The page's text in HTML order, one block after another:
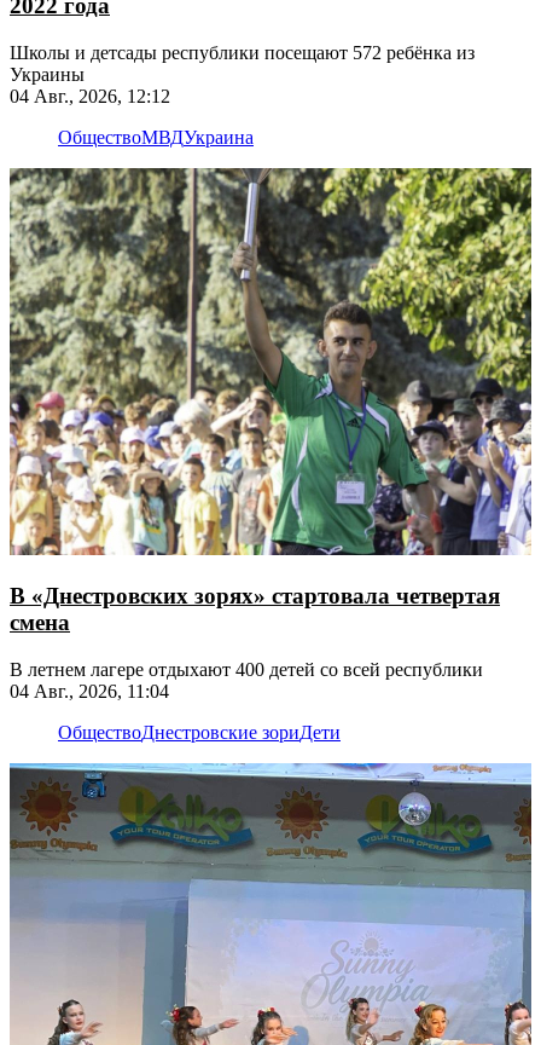
2022 года
Школы и детсады республики посещают 572 ребёнка из
Украины
04 Авг., 2026, 12:12
ОбществоМВДУкраина
В «Днестровских зорях» стартовала четвертая
смена
В летнем лагере отдыхают 400 детей со всей республики
04 Авг., 2026, 11:04
ОбществоДнестровские зориДети